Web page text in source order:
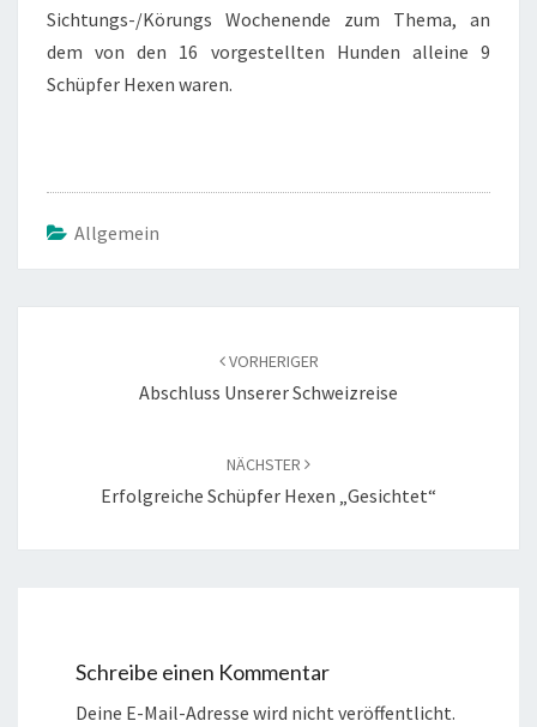
Sichtungs-/Körungs Wochenende zum Thema, an
dem von den 16 vorgestellten Hunden alleine 9
Schüpfer Hexen waren.
Allgemein
VORHERIGER
Abschluss Unserer Schweizreise
NÄCHSTER
Erfolgreiche Schüpfer Hexen „gesichtet“
Schreibe einen Kommentar
Deine E-Mail-Adresse wird nicht veröffentlicht.